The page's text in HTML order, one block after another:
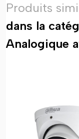
Produits
dans la
Analogique